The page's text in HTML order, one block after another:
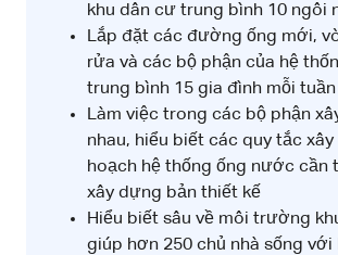
khu dân cư trung bình 10 ngôi
Lắp đặt các đường ống mới,
rửa và các bộ phận của hệ
trung bình 15 gia đình mỗi tuần
Làm việc trong các bộ phận
nhau, hiểu biết các quy tắc
hoạch hệ thống ống nước cần
xây dựng bản thiết kế
Hiểu biết sâu về môi trường
giúp hơn 250 chủ nhà sống với